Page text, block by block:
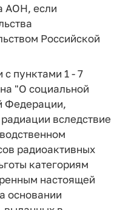
АОН, если
Российской
с пунктами 1 - 7
"О социальной
Федерации,
вследствие
радиоактивных
категориям
настоящей
основании